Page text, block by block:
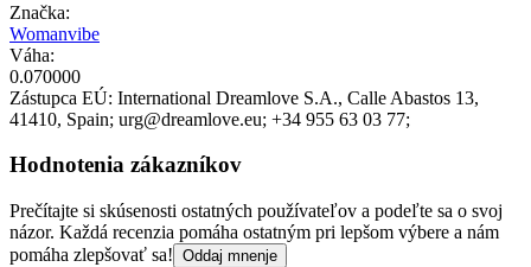
Značka:
Womanvibe
Váha:
0.070000
Zástupca EÚ: International Dreamlove S.A., Calle Abastos 13,
41410, Spain; urg@dreamlove.eu; +34 955 63 03 77;
Hodnotenia zákazníkov
Prečítajte si skúsenosti ostatných používateľov a podeľte sa o svoj
názor. Každá recenzia pomáha ostatným pri lepšom výbere a nám
pomáha zlepšovať sa! Oddaj mnenje